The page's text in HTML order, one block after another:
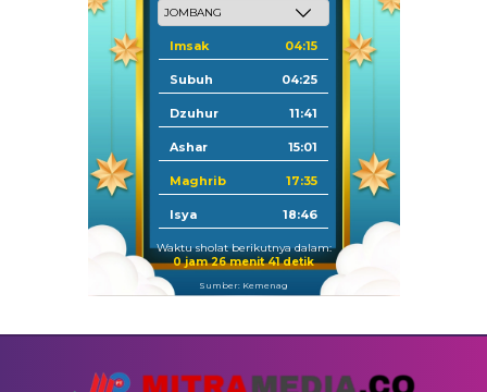
Imsak 04:15
Subuh 04:25
Dzuhur 11:41
Ashar 15:01
Maghrib 17:35
Isya 18:46
Waktu sholat berikutnya dalam:
0 jam 26 menit 40 detik
Sumber: Kemenag